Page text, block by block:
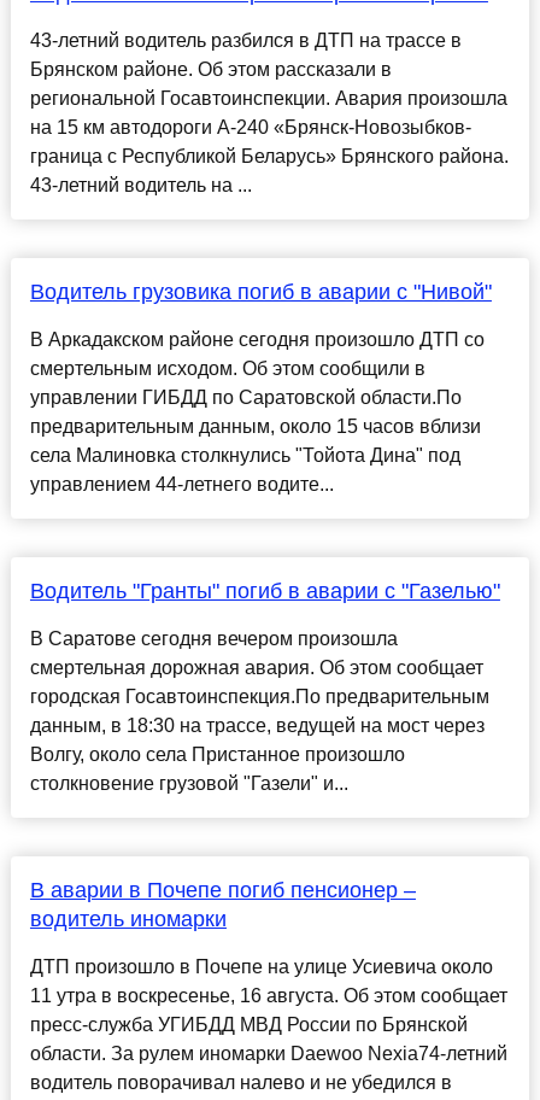
43-летний водитель разбился в ДТП на трассе в
Брянском районе. Об этом рассказали в
региональной Госавтоинспекции. Авария произошла
на 15 км автодороги А-240 «Брянск-Новозыбков-
граница с Республикой Беларусь» Брянского района.
43-летний водитель на ...
Водитель грузовика погиб в аварии с "Нивой"
В Аркадакском районе сегодня произошло ДТП со
смертельным исходом. Об этом сообщили в
управлении ГИБДД по Саратовской области.По
предварительным данным, около 15 часов вблизи
села Малиновка столкнулись "Тойота Дина" под
управлением 44-летнего водите...
Водитель "Гранты" погиб в аварии с "Газелью"
В Саратове сегодня вечером произошла
смертельная дорожная авария. Об этом сообщает
городская Госавтоинспекция.По предварительным
данным, в 18:30 на трассе, ведущей на мост через
Волгу, около села Пристанное произошло
столкновение грузовой "Газели" и...
В аварии в Почепе погиб пенсионер –
водитель иномарки
ДТП произошло в Почепе на улице Усиевича около
11 утра в воскресенье, 16 августа. Об этом сообщает
пресс-служба УГИБДД МВД России по Брянской
области. За рулем иномарки Daewoo Nexia74-летний
водитель поворачивал налево и не убедился в